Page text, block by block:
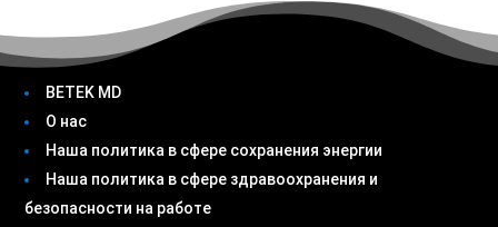
BETEK MD
О нас
Наша политика в сфере сохранения энергии
Наша политика в сфере здравоохранения и
безопасности на работе